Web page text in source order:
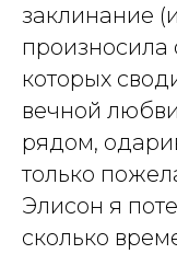
заклинание
произносила
которых
вечной
рядом,
только
Элисон я
сколько